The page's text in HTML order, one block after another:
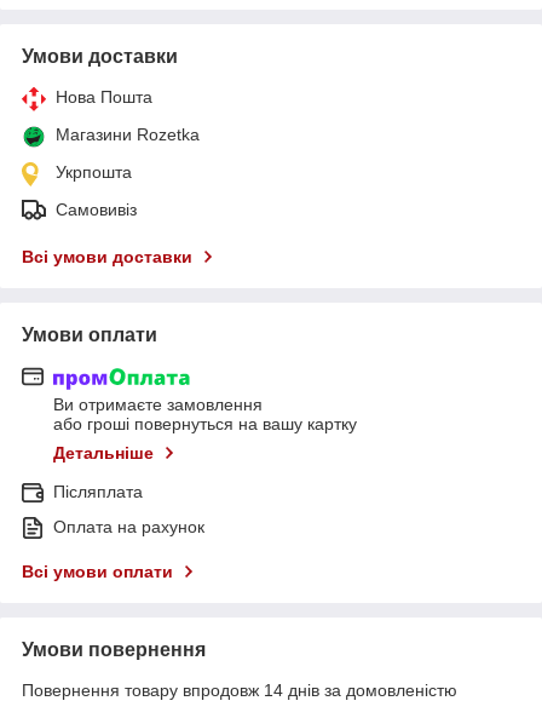
Умови доставки
Нова Пошта
Магазини Rozetka
Укрпошта
Самовивіз
Всі умови доставки
Умови оплати
Ви отримаєте замовлення
або гроші повернуться на вашу картку
Детальніше
Післяплата
Оплата на рахунок
Всі умови оплати
Умови повернення
Повернення товару впродовж 14 днів за домовленістю